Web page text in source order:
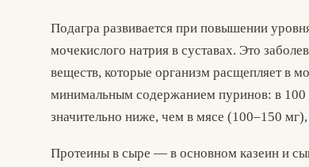
Подагра развивается при повышении
мочекислого натрия в суставах. Это
веществ, которые организм расщепляет в
минимальным содержанием пуринов: в 100
значительно ниже, чем в мясе (100–150
Протеины в сыре — в основном казеин и